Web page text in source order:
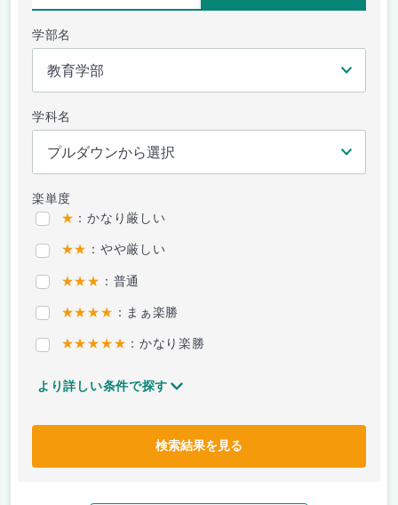
学部名
学科名
楽単度
★ ：かなり厳しい
★★ ：やや厳しい
★★★ ：普通
★★★★ ：まぁ楽勝
★★★★★ ：かなり楽勝
より詳しい条件で探す
検索結果を見る